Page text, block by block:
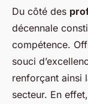
Du côté des
décennale
compétence.
souci
renforçant ainsi
secteur. En